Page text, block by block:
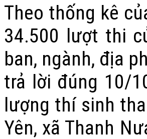
Theo thống kê
34.500 lượt thi
ban, ngành, địa
trả lời đúng 10/
lượng thí sinh
Yên, xã Thanh